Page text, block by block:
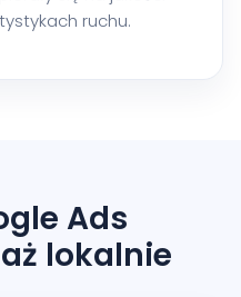
ruchu.
Ads
lokalnie